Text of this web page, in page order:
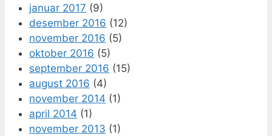
januar 2017 (9)
desember 2016 (12)
november 2016 (5)
oktober 2016 (5)
september 2016 (15)
august 2016 (4)
november 2014 (1)
april 2014 (1)
november 2013 (1)